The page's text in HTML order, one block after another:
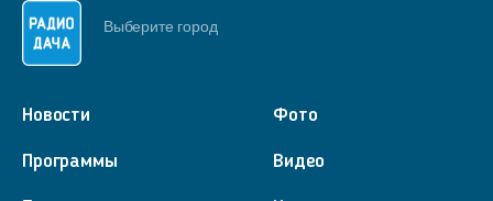
Выберите город
Новости
Программы
Фото
Видео